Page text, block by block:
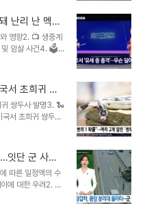
사건을 보도합니
대 남녀 일행에게
되었습니다. 피해자
, 자칫 큰 피해로 이
하여 용의자를 긴
난리 난 멕시
영향2. 📺 생중계
및 암살 사건4. 🗳️
중계돼 난리 난 멕
계에 충격을 주고
약 카르텔과 관련
카르텔은 이권에 방
지방 선거를 앞두고
라크루스주에서
서 초희귀 쌍
쌍두사 발명3. 🐍
서 초희귀 쌍두사
운 소식을 전하는
쥐를 먹으며 건강
치를 인정받을 것
해 생명의 다양성과
탄생 소식미국에서
제로 존재하는 생
잇단 군 사고
따른 일정액의 수
에 대한 우려2. 🚧
갑차의 조향 문제